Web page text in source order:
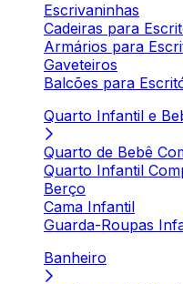
Escrivaninhas
Cadeiras para
Armários para
Gaveteiros
Balcões para
Quarto Infantil e
Quarto de Bebê
Quarto Infantil
Berço
Cama Infantil
Guarda-Roupas
Banheiro